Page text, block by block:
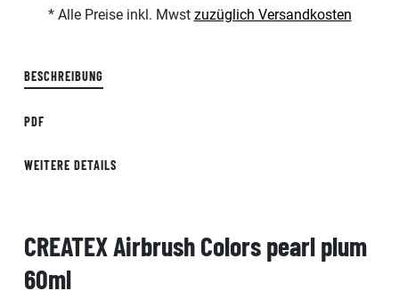
* Alle Preise inkl. Mwst zuzüglich Versandkosten
BESCHREIBUNG
PDF
WEITERE DETAILS
CREATEX Airbrush Colors pearl plum
60ml